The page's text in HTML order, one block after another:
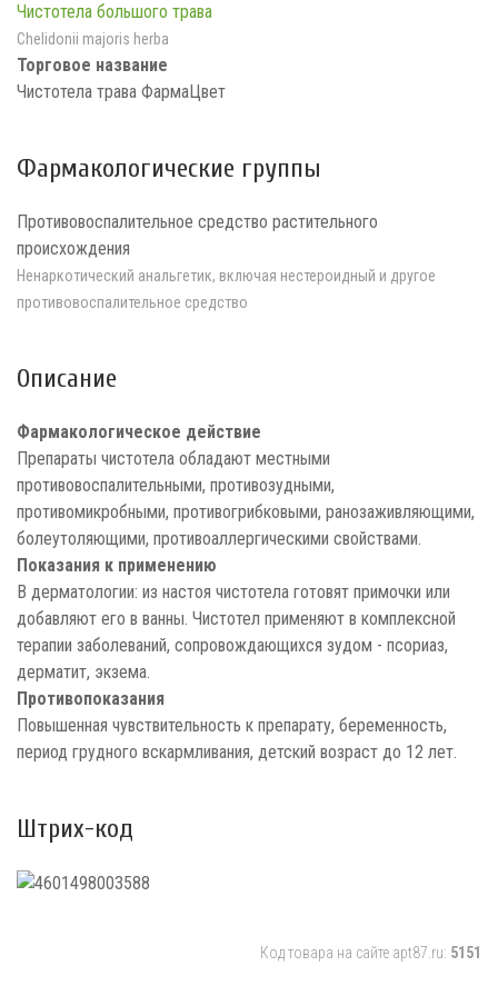
Чистотела большого трава
Chelidonii majoris herba
Торговое название
Чистотела трава ФармаЦвет
Фармакологические группы
Противовоспалительное средство растительного
происхождения
Ненаркотический анальгетик, включая нестероидный и другое
противовоспалительное средство
Описание
Фармакологическое действие
Препараты чистотела обладают местными
противовоспалительными, противозудными,
противомикробными, противогрибковыми, ранозаживляющими,
болеутоляющими, противоаллергическими свойствами.
Показания к применению
В дерматологии: из настоя чистотела готовят примочки или
добавляют его в ванны. Чистотел применяют в комплексной
терапии заболеваний, сопровождающихся зудом - псориаз,
дерматит, экзема.
Противопоказания
Повышенная чувствительность к препарату, беременность,
период грудного вскармливания, детский возраст до 12 лет.
Штрих-код
Код товара на сайте apt87.ru: 5151